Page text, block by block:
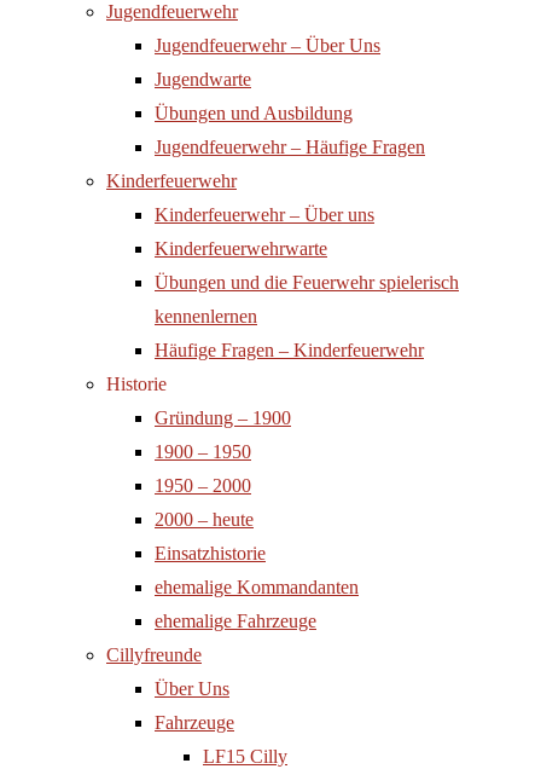
Jugendfeuerwehr
Jugendfeuerwehr – Über Uns
Jugendwarte
Übungen und Ausbildung
Jugendfeuerwehr – Häufige Fragen
Kinderfeuerwehr
Kinderfeuerwehr – Über uns
Kinderfeuerwehrwarte
Übungen und die Feuerwehr spielerisch
kennenlernen
Häufige Fragen – Kinderfeuerwehr
Historie
Gründung – 1900
1900 – 1950
1950 – 2000
2000 – heute
Einsatzhistorie
ehemalige Kommandanten
ehemalige Fahrzeuge
Cillyfreunde
Über Uns
Fahrzeuge
LF15 Cilly